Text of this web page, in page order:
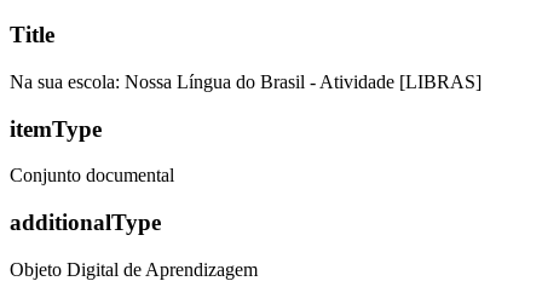
Title
Na sua escola: Nossa Língua do Brasil - Atividade [LIBRAS]
itemType
Conjunto documental
additionalType
Objeto Digital de Aprendizagem